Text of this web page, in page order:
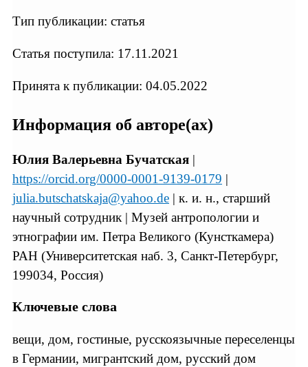
Тип публикации: статья
Статья поступила: 17.11.2021
Принята к публикации: 04.05.2022
Информация об авторе(ах)
Юлия Валерьевна Бучатская |
https://orcid.org/0000-0001-9139-0179 |
julia.butschatskaja@yahoo.de | к. и. н., старший
научный сотрудник | Музей антропологии и
этнографии им. Петра Великого (Кунсткамера)
РАН (Университетская наб. 3, Санкт-Петербург,
199034, Россия)
Ключевые слова
вещи, дом, гостиные, русскоязычные переселенцы
в Германии, мигрантский дом, русский дом